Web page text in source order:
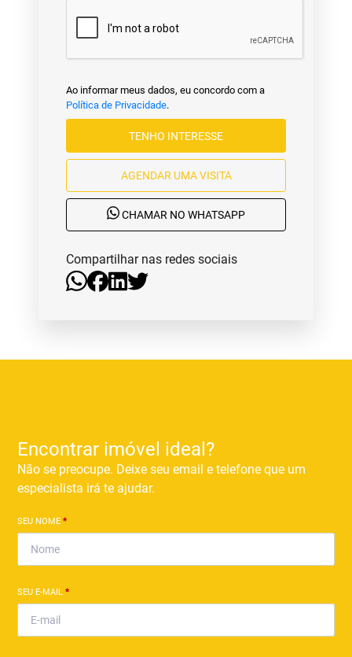
Ao informar meus dados, eu concordo com a
Política de Privacidade.
TENHO INTERESSE
AGENDAR UMA VISITA
CHAMAR NO WHATSAPP
Compartilhar nas redes sociais
Encontrar imóvel ideal?
Não se preocupe. Deixe seu email e telefone que um
especialista irá te ajudar.
SEU NOME*
SEU E-MAIL*